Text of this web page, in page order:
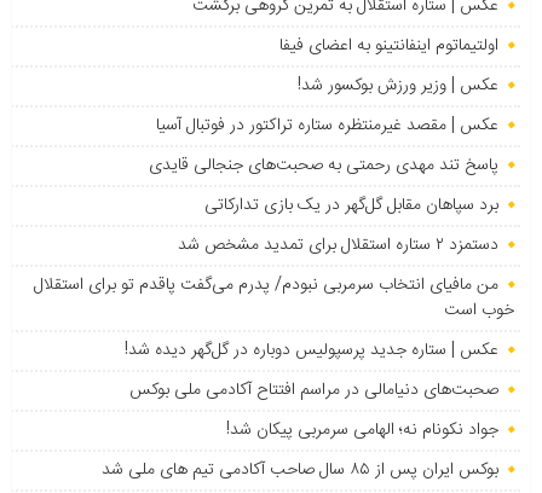
عکس | ستاره استقلال به تمرین گروهی برگشت
اولتیماتوم اینفانتینو به اعضای فیفا
عکس | وزیر ورزش بوکسور شد!
عکس | مقصد غیرمنتظره ستاره تراکتور در فوتبال آسیا
پاسخ تند مهدی رحمتی به صحبت‌های جنجالی قایدی
برد سپاهان مقابل گل‌گهر در یک بازی تدارکاتی
دستمزد ۲ ستاره استقلال برای تمدید مشخص شد
من مافیای انتخاب سرمربی نبودم/ پدرم می‌گفت پاقدم تو برای استقلال
خوب است
عکس | ستاره جدید پرسپولیس دوباره در گل‌گهر دیده شد!
صحبت‌های دنیامالی در مراسم افتتاح آکادمی ملی بوکس
جواد نکونام نه؛ الهامی سرمربی پیکان شد!
بوکس ایران پس از ۸۵ سال صاحب آکادمی تیم های ملی شد